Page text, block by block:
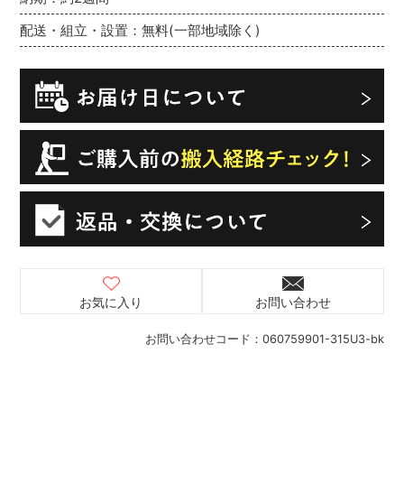
お問い合わせコード： 060759901-315U3-bk
配送・組立・設置：無料(一部地域除く)
お気に入り お問い合わせ